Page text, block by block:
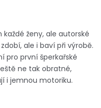
ženy, ale autorské
ale i baví při výrobě.
pro první šperkařské
ne tak obratné,
i jemnou motoriku.